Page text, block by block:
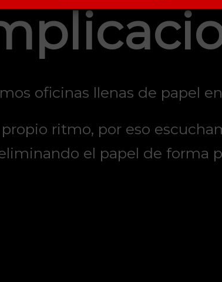
oficinas llenas de papel en
ritmo, por eso
el papel de forma